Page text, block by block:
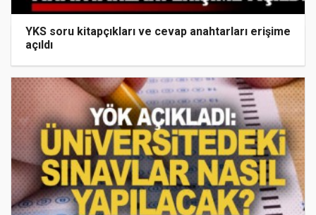
YKS soru kitapçıkları ve cevap anahtarları erişime
açıldı